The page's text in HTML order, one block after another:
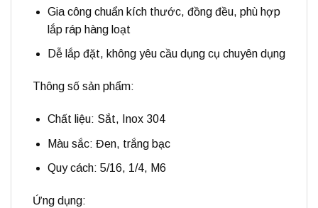
Gia công chuẩn kích thước, đồng đều, phù hợp
lắp ráp hàng loạt
Dễ lắp đặt, không yêu cầu dụng cụ chuyên dụng
Thông số sản phẩm:
Chất liệu: Sắt, Inox 304
Màu sắc: Đen, trắng bạc
Quy cách: 5/16, 1/4, M6
Ứng dụng: